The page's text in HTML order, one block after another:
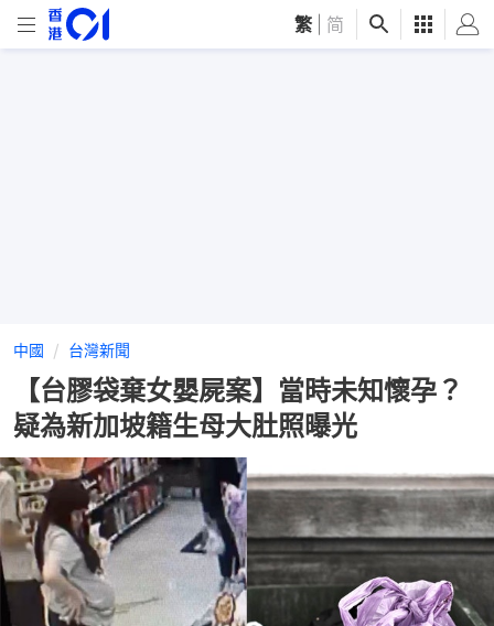
繁 简
中國 台灣新聞
【台膠袋棄女嬰屍案】當時未知懷孕？
疑為新加坡籍生母大肚照曝光